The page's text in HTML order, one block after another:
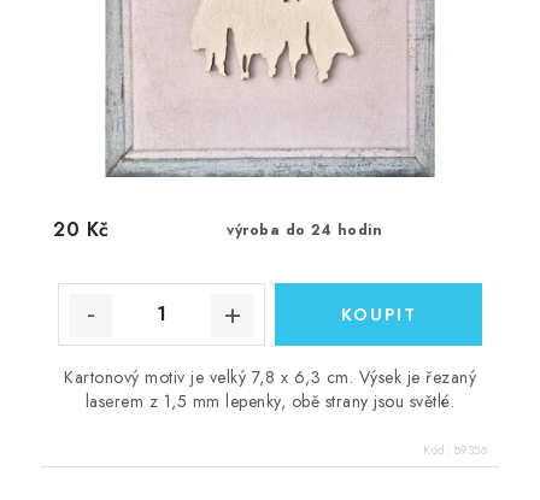
výroba do 24 hodin
20 Kč
Kartonový motiv je velký 7,8 x 6,3 cm. Výsek je řezaný
laserem z 1,5 mm lepenky, obě strany jsou světlé.
Kód: 89356